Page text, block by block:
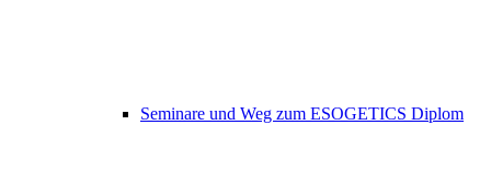
Seminare und Weg zum ESOGETICS Diplom